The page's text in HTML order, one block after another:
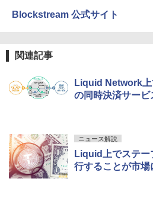
Blockstream 公式サイト
関連記事
Liquid Network上
の同時決済サービ
ニュース解説
Liquid上でステー
行することが市場